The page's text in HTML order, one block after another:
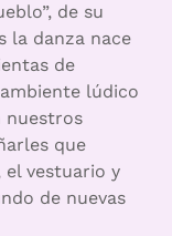
de su
la danza nace
de
lúdico
nuestros
que
el vestuario y
de nuevas